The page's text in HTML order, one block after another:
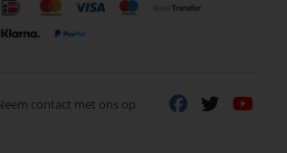
contact met ons op